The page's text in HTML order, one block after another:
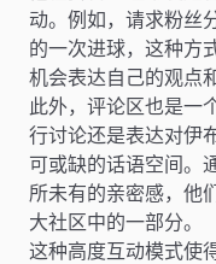
动。例如，请求粉丝
的一次进球，这种方
机会表达自己的观点
此外，评论区也是一
行讨论还是表达对伊
可或缺的话语空间。
所未有的亲密感，他
大社区中的一部分。
这种高度互动模式使